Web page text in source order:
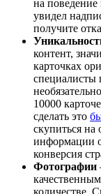
на поведение
увидел
получите
контент,
карточках
специалисты
10000
сделать это
скупиться
информации
конверсия
Фотографии
количестве.